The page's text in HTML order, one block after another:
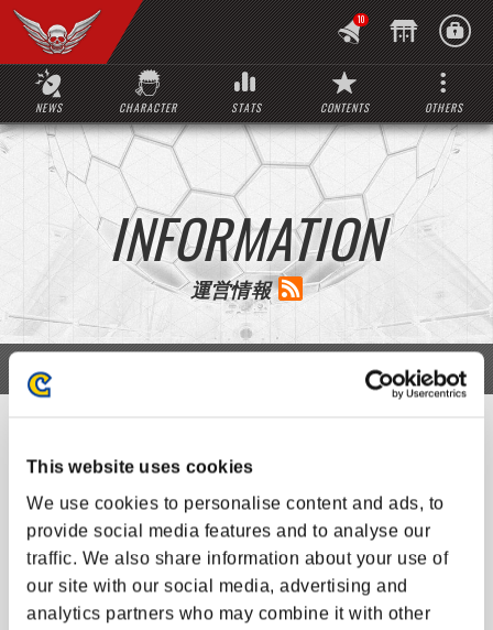
This website uses cookies
We use cookies to personalise content and ads, to
provide social media features and to analyse our
traffic. We also share information about your use of
our site with our social media, advertising and
analytics partners who may combine it with other
NEWS CHARACTER STATS CONTENTS OTHERS
10
INFORMATION
運営情報
LATEST
LATEST INFO
お知らせ
アップデート
エクストラバトル
サイト更新情報
統計情報を更新しました
統計情報に以下の情報を追加しました。